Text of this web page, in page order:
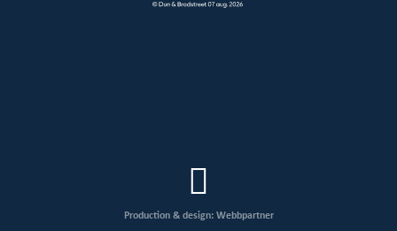
Production & design: Webbpartner